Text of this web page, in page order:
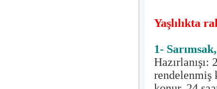
Yaşlılıkta
1-
rendelenmiş